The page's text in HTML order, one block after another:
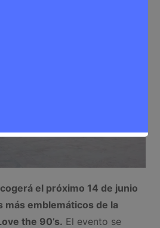
el próximo 14 de junio
más emblemáticos de la
the 90’s. El evento se